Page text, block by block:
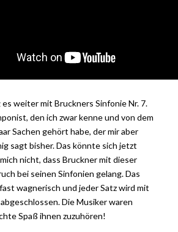
es weiter mit Bruckners Sinfonie Nr. 7.
den ich zwar kenne und von dem
Sachen gehört habe, der mir aber
sagt bisher. Das könnte sich jetzt
nicht, dass Bruckner mit dieser
bei seinen Sinfonien gelang. Das
wagnerisch und jeder Satz wird mit
Die Musiker waren
Spaß ihnen zuzuhören!